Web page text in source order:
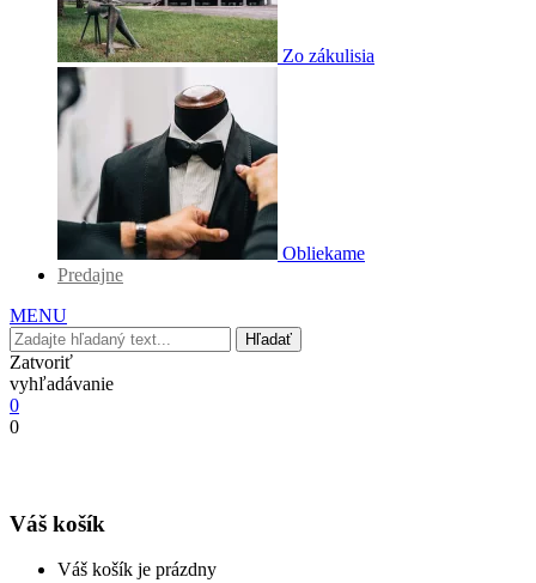
Zo zákulisia
Obliekame
Predajne
MENU
Hľadať
Zatvoriť
vyhľadávanie
0
0
Váš košík
Váš košík je prázdny